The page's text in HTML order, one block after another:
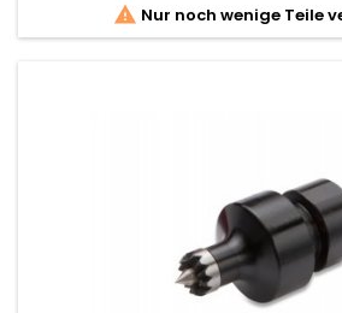
 Nur noch wenige Teile